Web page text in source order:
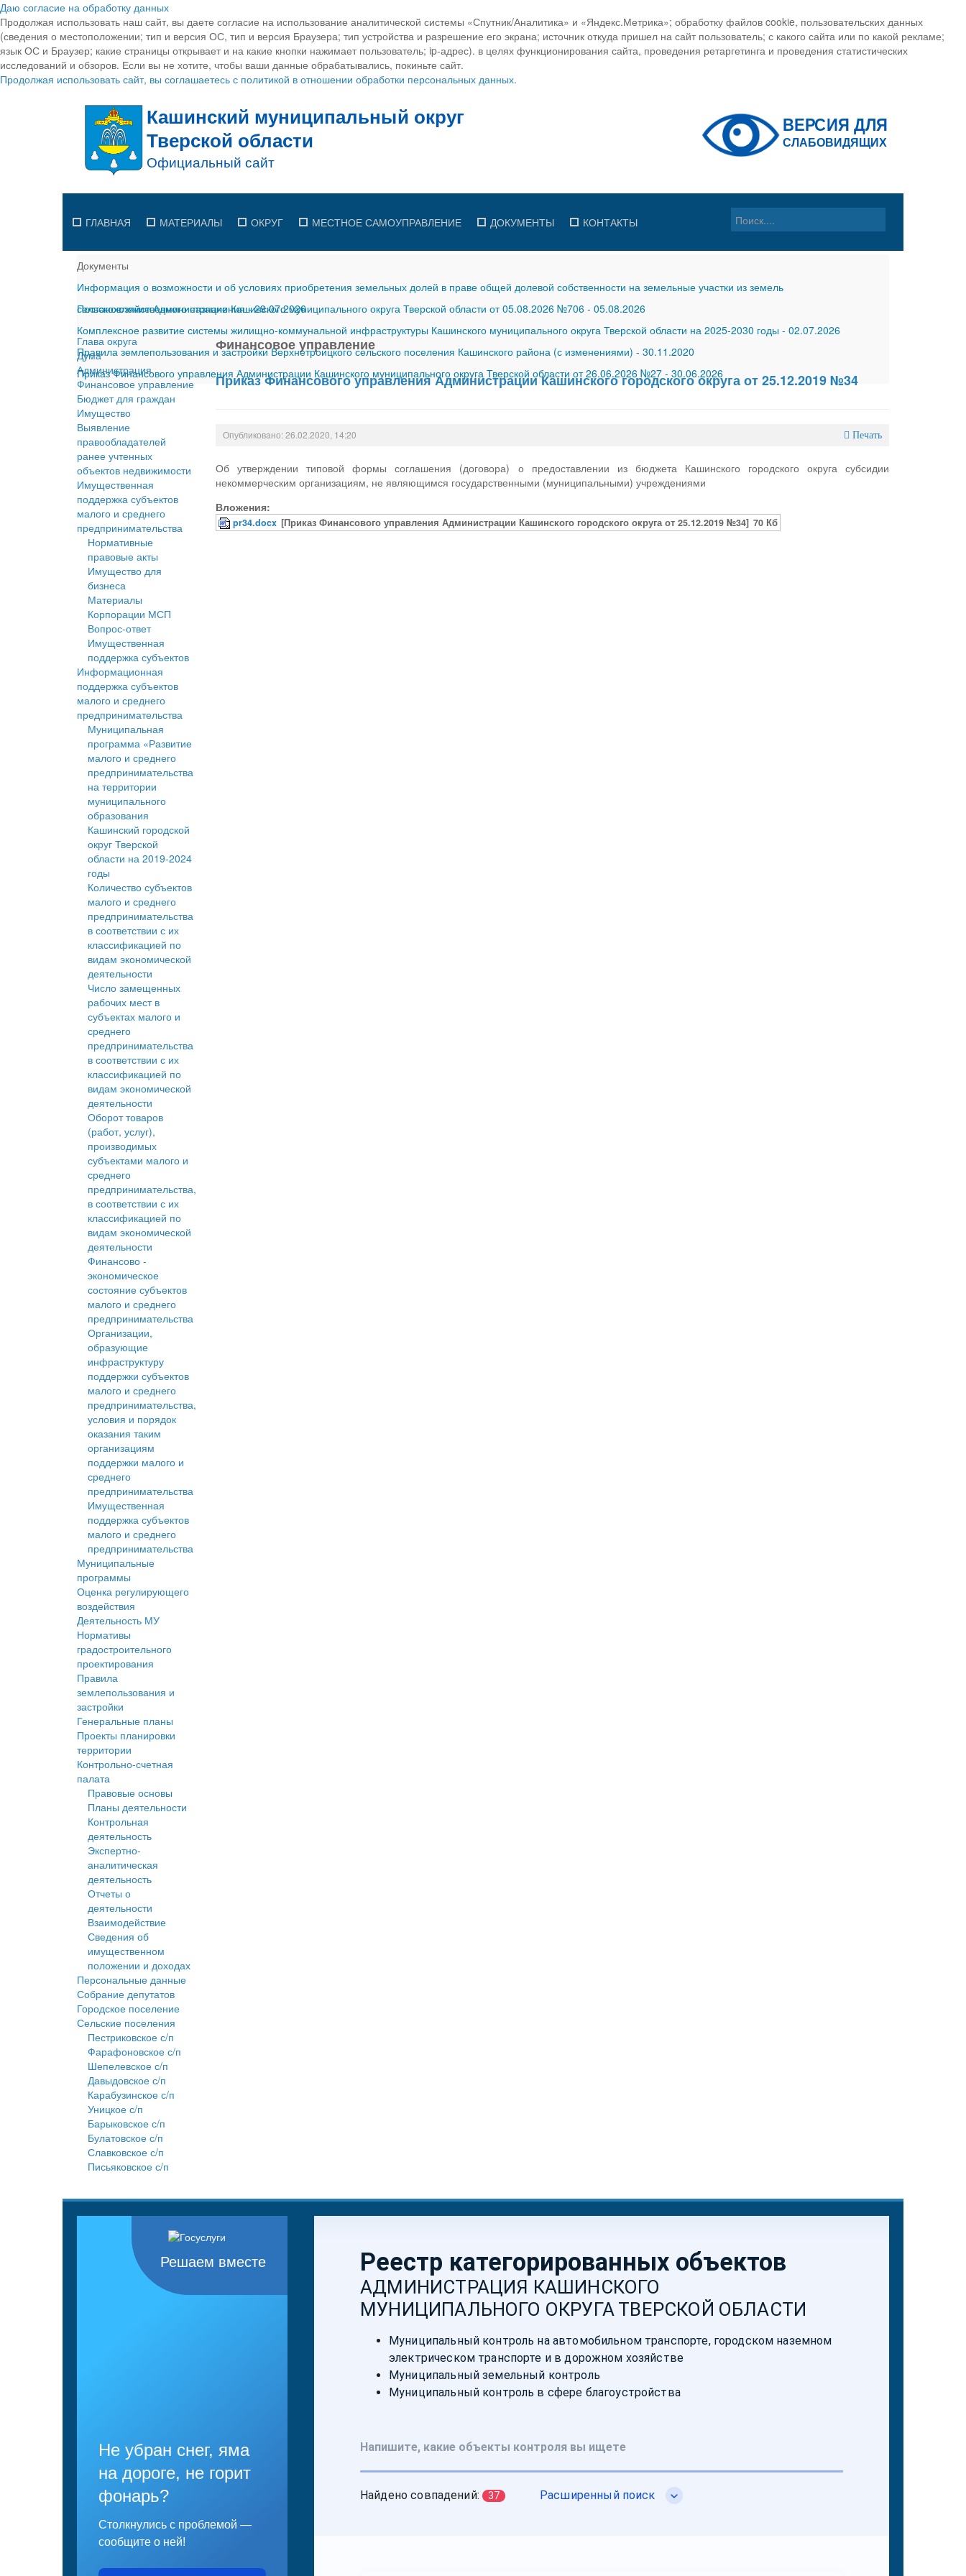
Даю согласие на обработку данных
Продолжая использовать наш сайт, вы даете согласие на использование аналитической системы «Спутник/Аналитика» и «Яндекс.Метрика»; обработку файлов cookie, пользовательских данных
(сведения о местоположении; тип и версия ОС, тип и версия Браузера; тип устройства и разрешение его экрана; источник откуда пришел на сайт пользователь; с какого сайта или по какой рекламе;
язык ОС и Браузер; какие страницы открывает и на какие кнопки нажимает пользователь; ip-адрес). в целях функционирования сайта, проведения ретаргетинга и проведения статистических
исследований и обзоров. Если вы не хотите, чтобы ваши данные обрабатывались, покиньте сайт.
Продолжая использовать сайт, вы соглашаетесь с политикой в отношении обработки персональных данных.
ГЛАВНАЯ МАТЕРИАЛЫ ОКРУГ МЕСТНОЕ САМОУПРАВЛЕНИЕ ДОКУМЕНТЫ КОНТАКТЫ
Документы
Информация о возможности и об условиях приобретения земельных долей в праве общей долевой собственности на земельные участки из земель
сельскохозяйственного назначения-29.07.2026
Постановление Администрации Кашинского муниципального округа Тверской области от 05.08.2026 №706 - 05.08.2026
Комплексное развитие системы жилищно-коммунальной инфраструктуры Кашинского муниципального округа Тверской области на 2025-2030 годы - 02.07.2026
Правила землепользования и застройки Верхнетроицкого сельского поселения Кашинского района (с изменениями) - 30.11.2020
Приказ Финансового управления Администрации Кашинского муниципального округа Тверской области от 26.06.2026 №27 - 30.06.2026
Глава округа
Дума
Администрация
Финансовое управление
Бюджет для граждан
Имущество
Выявление
правообладателей
ранее учтенных
объектов недвижимости
Имущественная
поддержка субъектов
малого и среднего
предпринимательства
Нормативные
правовые акты
Имущество для
бизнеса
Материалы
Корпорации МСП
Вопрос-ответ
Имущественная
поддержка субъектов
Информационная
поддержка субъектов
малого и среднего
предпринимательства
Муниципальная
программа «Развитие
малого и среднего
предпринимательства
на территории
муниципального
образования
Кашинский городской
округ Тверской
области на 2019-2024
годы
Количество субъектов
малого и среднего
предпринимательства
в соответствии с их
классификацией по
видам экономической
деятельности
Число замещенных
рабочих мест в
субъектах малого и
среднего
предпринимательства
в соответствии с их
классификацией по
видам экономической
деятельности
Оборот товаров
(работ, услуг),
производимых
субъектами малого и
среднего
предпринимательства,
в соответствии с их
классификацией по
видам экономической
деятельности
Финансово -
экономическое
состояние субъектов
малого и среднего
предпринимательства
Организации,
образующие
инфраструктуру
поддержки субъектов
малого и среднего
предпринимательства,
условия и порядок
оказания таким
организациям
поддержки малого и
среднего
предпринимательства
Имущественная
поддержка субъектов
малого и среднего
предпринимательства
Муниципальные
программы
Оценка регулирующего
воздействия
Деятельность МУ
Нормативы
градостроительного
проектирования
Правила
землепользования и
застройки
Генеральные планы
Проекты планировки
территории
Контрольно-счетная
палата
Правовые основы
Планы деятельности
Контрольная
деятельность
Экспертно-
аналитическая
деятельность
Отчеты о
деятельности
Взаимодействие
Сведения об
имущественном
положении и доходах
Персональные данные
Собрание депутатов
Городское поселение
Сельские поселения
Пестриковское с/п
Фарафоновское с/п
Шепелевское с/п
Давыдовское с/п
Карабузинское с/п
Уницкое с/п
Барыковское с/п
Булатовское с/п
Славковское с/п
Письяковское с/п
Финансовое управление
Приказ Финансового управления Администрации Кашинского городского округа от 25.12.2019 №34
Опубликовано: 26.02.2020, 14:20 Печать
Об утверждении типовой формы соглашения (договора) о предоставлении из бюджета Кашинского городского округа субсидии
некоммерческим организациям, не являющимся государственными (муниципальными) учреждениями
Вложения:
pr34.docx [Приказ Финансового управления Администрации Кашинского городского округа от 25.12.2019 №34] 70 Кб
Решаем вместе
Не убран снег, яма
на дороге, не горит
фонарь?
Столкнулись с проблемой —
сообщите о ней!